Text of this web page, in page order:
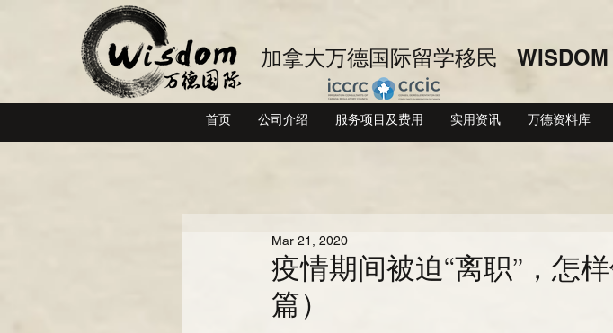
首页 公司介绍 服务项目及费用 实用资讯 万德资料库
加拿大万德国际留学移民
疫情期间被迫“离职”，怎
篇）
Mar 21, 2020